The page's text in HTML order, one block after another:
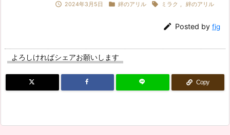
 2024年3月5日  絆のアリル  ミラク , 絆のアリル
 Posted by fig
よろしければシェアお願いします
Copy